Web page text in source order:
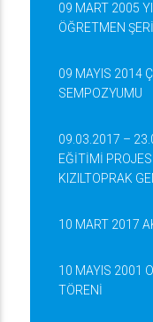
09 MART 2005
ÖĞRETMEN
09 MAYIS 2014
SEMPOZYUMU
09.03.2017 –
EĞİTİMİ
KIZILTOPRAK
10 MART 2017
10 MAYIS 2001
TÖRENİ